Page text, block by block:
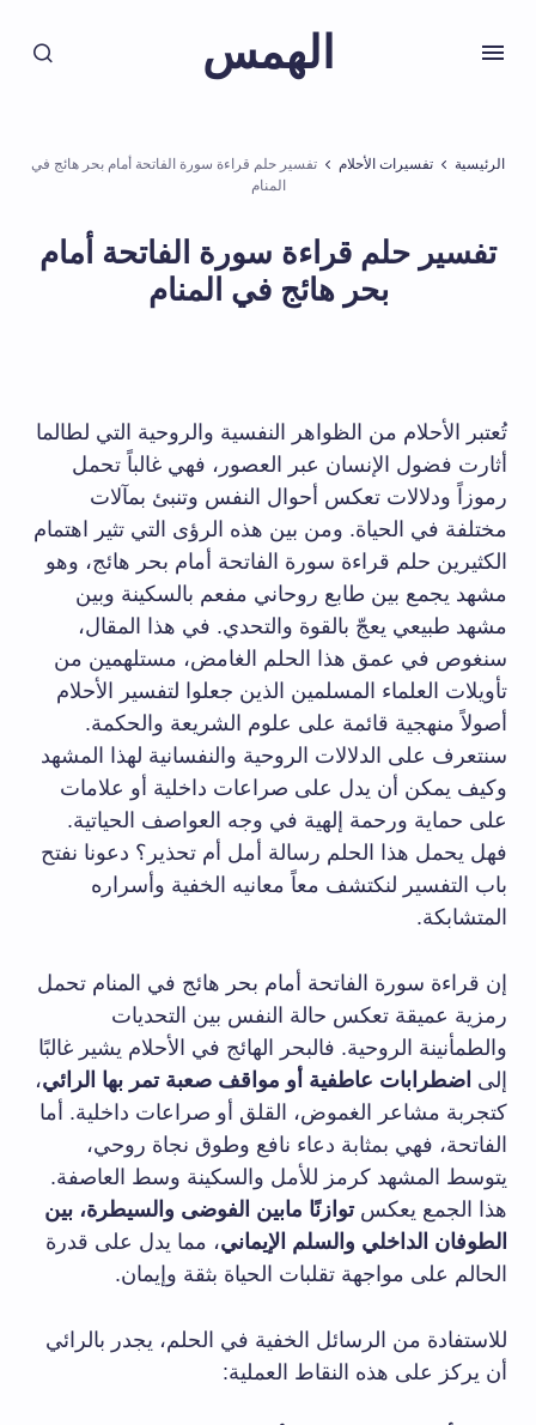
الهمس
الرئيسية تفسيرات الأحلام
تفسير حلم قراءة سورة الفاتحة أمام بحر هائج في
المنام
تفسير حلم قراءة سورة الفاتحة أمام
بحر هائج في المنام
تُعتبر الأحلام من الظواهر النفسية والروحية التي لطالما
أثارت فضول الإنسان عبر العصور، فهي غالباً تحمل
رموزاً ودلالات تعكس أحوال النفس وتنبئ بمآلات
مختلفة في الحياة. ومن بين هذه الرؤى التي تثير اهتمام
الكثيرين حلم قراءة سورة الفاتحة أمام بحر هائج، وهو
مشهد يجمع بين طابع روحاني مفعم بالسكينة وبين
مشهد طبيعي يعجّ بالقوة والتحدي. في هذا المقال،
سنغوص في عمق هذا الحلم الغامض، مستلهمين من
تأويلات العلماء المسلمين الذين جعلوا لتفسير الأحلام
أصولاً منهجية قائمة على علوم الشريعة والحكمة.
سنتعرف على الدلالات الروحية والنفسانية لهذا المشهد
وكيف يمكن أن يدل على صراعات داخلية أو علامات
على حماية ورحمة إلهية في وجه العواصف الحياتية.
فهل يحمل هذا الحلم رسالة أمل أم تحذير؟ دعونا نفتح
باب التفسير لنكتشف معاً معانيه الخفية وأسراره
المتشابكة.
إن قراءة سورة الفاتحة أمام بحر هائج في المنام تحمل
رمزية عميقة تعكس حالة النفس بين التحديات
والطمأنينة الروحية. فالبحر الهائج في الأحلام يشير غالبًا
إلى اضطرابات عاطفية أو مواقف صعبة تمر بها الرائي،
كتجربة مشاعر الغموض، القلق أو صراعات داخلية. أما
الفاتحة، فهي بمثابة دعاء نافع وطوق نجاة روحي،
يتوسط المشهد كرمز للأمل والسكينة وسط العاصفة.
هذا الجمع يعكستوازنًا مابين الفوضى والسيطرة، بين
الطوفان الداخلي والسلم الإيماني، مما يدل على قدرة
الحالم على مواجهة تقلبات الحياة بثقة وإيمان.
للاستفادة من الرسائل الخفية في الحلم، يجدر بالرائي
أن يركز على هذه النقاط العملية: